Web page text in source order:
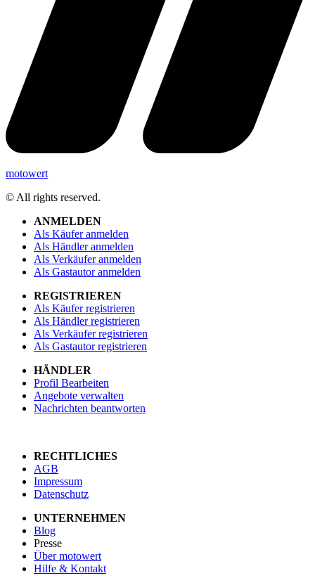
motowert
© All rights reserved.
ANMELDEN
Als Käufer anmelden
Als Händler anmelden
Als Verkäufer anmelden
Als Gastautor anmelden
REGISTRIEREN
Als Käufer registrieren
Als Händler registrieren
Als Verkäufer registrieren
Als Gastautor registrieren
HÄNDLER
Profil Bearbeiten
Angebote verwalten
Nachrichten beantworten
RECHTLICHES
AGB
Impressum
Datenschutz
UNTERNEHMEN
Blog
Presse
Über motowert
Hilfe & Kontakt